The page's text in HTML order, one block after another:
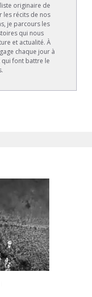
originaire de
les récits de nos
je parcours les
qui nous
et actualité. À
chaque jour à
qui font battre le